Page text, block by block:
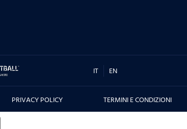
IT EN
PRIVACY POLICY TERMINI E CONDIZIONI